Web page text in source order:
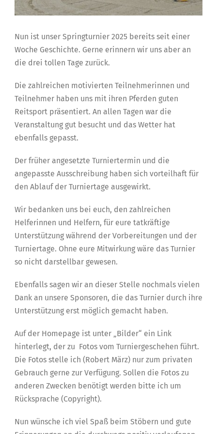
Nun ist unser Springturnier 2025 bereits seit einer
Woche Geschichte. Gerne erinnern wir uns aber an
die drei tollen Tage zurück.
Die zahlreichen motivierten Teilnehmerinnen und
Teilnehmer haben uns mit ihren Pferden guten
Reitsport präsentiert. An allen Tagen war die
Veranstaltung gut besucht und das Wetter hat
ebenfalls gepasst.
Der früher angesetzte Turniertermin und die
angepasste Ausschreibung haben sich vorteilhaft für
den Ablauf der Turniertage ausgewirkt.
Wir bedanken uns bei euch, den zahlreichen
Helferinnen und Helfern, für eure tatkräftige
Unterstützung während der Vorbereitungen und der
Turniertage. Ohne eure Mitwirkung wäre das Turnier
so nicht darstellbar gewesen.
Ebenfalls sagen wir an dieser Stelle nochmals vielen
Dank an unsere Sponsoren, die das Turnier durch ihre
Unterstützung erst möglich gemacht haben.
Auf der Homepage ist unter „Bilder“ ein Link
hinterlegt, der zu Fotos vom Turniergeschehen führt.
Die Fotos stelle ich (Robert März) nur zum privaten
Gebrauch gerne zur Verfügung. Sollen die Fotos zu
anderen Zwecken benötigt werden bitte ich um
Rücksprache (Copyright).
Nun wünsche ich viel Spaß beim Stöbern und gute